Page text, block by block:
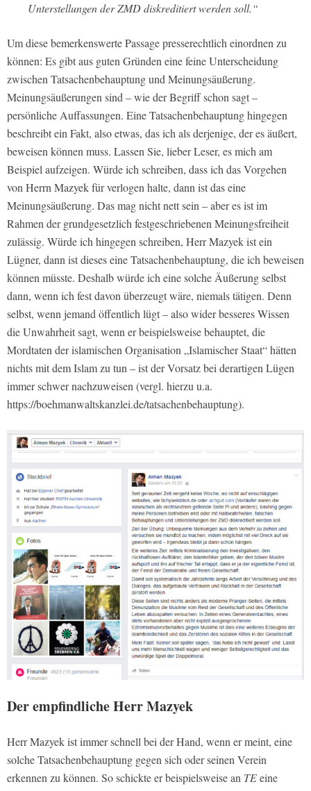
Unterstellungen der ZMD diskreditiert werden soll.“
Um diese bemerkenswerte Passage presserechtlich einordnen zu
können: Es gibt aus guten Gründen eine feine Unterscheidung
zwischen Tatsachenbehauptung und Meinungsäußerung.
Meinungsäußerungen sind – wie der Begriff schon sagt –
persönliche Auffassungen. Eine Tatsachenbehauptung hingegen
beschreibt ein Fakt, also etwas, das ich als derjenige, der es äußert,
beweisen können muss. Lassen Sie, lieber Leser, es mich am
Beispiel aufzeigen. Würde ich schreiben, dass ich das Vorgehen
von Herrn Mazyek für verlogen halte, dann ist das eine
Meinungsäußerung. Das mag nicht nett sein – aber es ist im
Rahmen der grundgesetzlich festgeschriebenen Meinungsfreiheit
zulässig. Würde ich hingegen schreiben, Herr Mazyek ist ein
Lügner, dann ist dieses eine Tatsachenbehauptung, die ich beweisen
können müsste. Deshalb würde ich eine solche Äußerung selbst
dann, wenn ich fest davon überzeugt wäre, niemals tätigen. Denn
selbst, wenn jemand öffentlich lügt – also wider besseres Wissen
die Unwahrheit sagt, wenn er beispielsweise behauptet, die
Mordtaten der islamischen Organisation „Islamischer Staat“ hätten
nichts mit dem Islam zu tun – ist der Vorsatz bei derartigen Lügen
immer schwer nachzuweisen (vergl. hierzu u.a.
https://boehmanwaltskanzlei.de/tatsachenbehauptung).
Der empfindliche Herr Mazyek
Herr Mazyek ist immer schnell bei der Hand, wenn er meint, eine
solche Tatsachenbehauptung gegen sich oder seinen Verein
erkennen zu können. So schickte er beispielsweise an TEeine